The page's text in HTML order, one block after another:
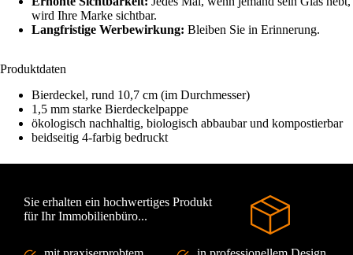
wird Ihre Marke sichtbar.
Langfristige Werbewirkung: Bleiben Sie in Erinnerung.
Produktdaten
Bierdeckel, rund 10,7 cm (im Durchmesser)
1,5 mm starke Bierdeckelpappe
ökologisch nachhaltig, biologisch abbaubar und kompostierbar
beidseitig 4-farbig bedruckt
Sie erhalten ein hochwertiges Produkt
für Ihr Immobilienbüro...